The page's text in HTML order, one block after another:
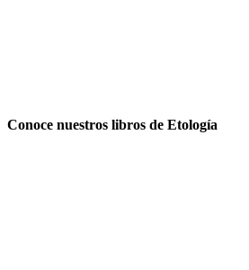
Conoce nuestros libros de Etología